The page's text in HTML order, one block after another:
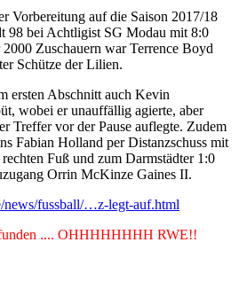
Vorbereitung auf die Saison 2017/18
98 bei Achtligist SG Modau mit 8:0
Zuschauern war Terrence Boyd
Schütze der Lilien.
ersten Abschnitt auch Kevin
wobei er unauffällig agierte, aber
Treffer vor der Pause auflegte. Zudem
Fabian Holland per Distanzschuss mit
Fuß und zum Darmstädter 1:0
Orrin McKinze Gaines II.
fussball/…z-legt-auf.html
.... OHHHHHHHH RWE!!